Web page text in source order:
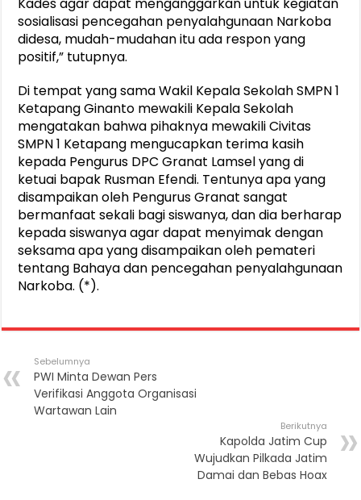
Kades agar dapat menganggarkan untuk kegiatan
sosialisasi pencegahan penyalahgunaan Narkoba
didesa, mudah-mudahan itu ada respon yang
positif,” tutupnya.
Di tempat yang sama Wakil Kepala Sekolah SMPN 1
Ketapang Ginanto mewakili Kepala Sekolah
mengatakan bahwa pihaknya mewakili Civitas
SMPN 1 Ketapang mengucapkan terima kasih
kepada Pengurus DPC Granat Lamsel yang di
ketuai bapak Rusman Efendi. Tentunya apa yang
disampaikan oleh Pengurus Granat sangat
bermanfaat sekali bagi siswanya, dan dia berharap
kepada siswanya agar dapat menyimak dengan
seksama apa yang disampaikan oleh pemateri
tentang Bahaya dan pencegahan penyalahgunaan
Narkoba. (*).
Sebelumnya
PWI Minta Dewan Pers
Verifikasi Anggota Organisasi
Wartawan Lain
Berikutnya
Kapolda Jatim Cup
Wujudkan Pilkada Jatim
Damai dan Bebas Hoax